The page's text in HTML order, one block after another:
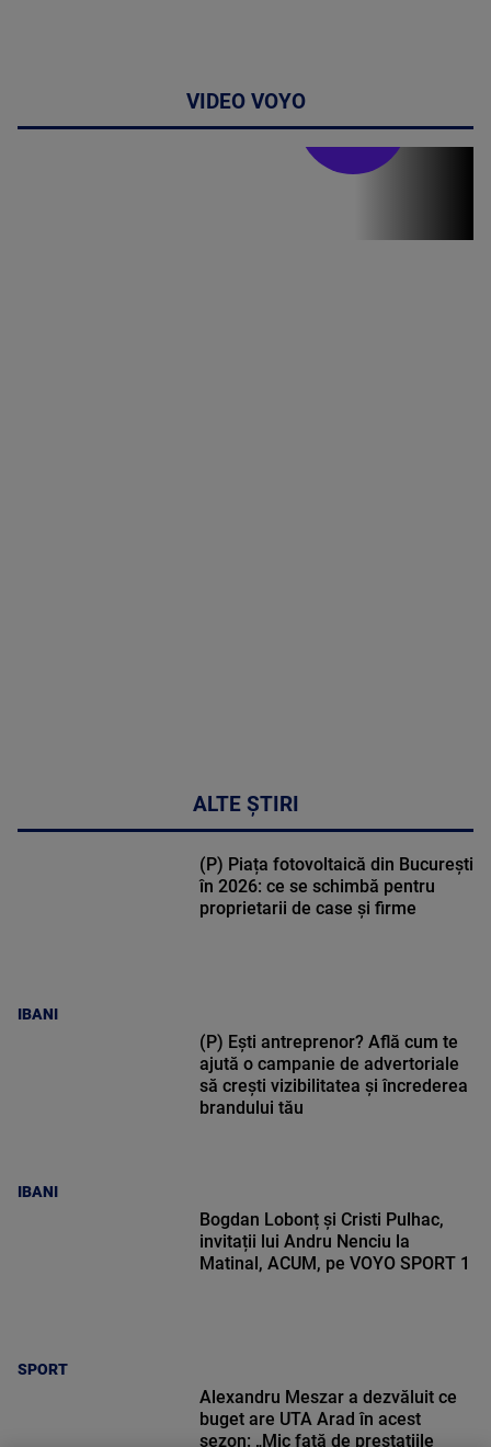
VIDEO VOYO
ALTE ȘTIRI
IBANI
(P) Piața fotovoltaică din București
în 2026: ce se schimbă pentru
proprietarii de case și firme
IBANI
(P) Ești antreprenor? Află cum te
ajută o campanie de advertoriale
să crești vizibilitatea și încrederea
brandului tău
SPORT
Bogdan Lobonț și Cristi Pulhac,
invitații lui Andru Nenciu la
Matinal, ACUM, pe VOYO SPORT 1
Alexandru Meszar a dezvăluit ce
buget are UTA Arad în acest
sezon: „Mic față de prestațiile